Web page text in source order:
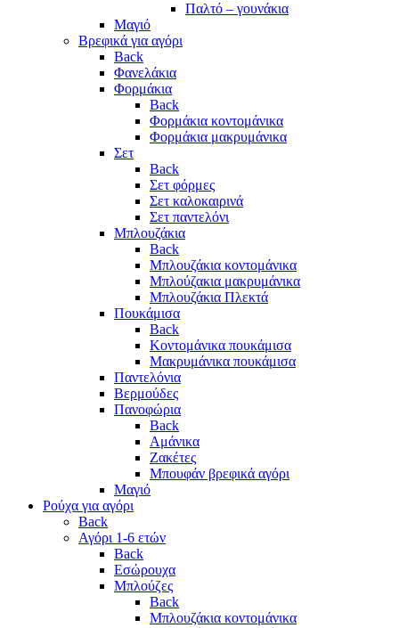
Παλτό – γουνάκια
Μαγιό
Βρεφικά για αγόρι
Back
Φανελάκια
Φορμάκια
Back
Φορμάκια κοντομάνικα
Φορμάκια μακρυμάνικα
Σετ
Back
Σετ φόρμες
Σετ καλοκαιρινά
Σετ παντελόνι
Μπλουζάκια
Back
Μπλουζάκια κοντομάνικα
Μπλούζακια μακρυμάνικα
Μπλουζάκια Πλεκτά
Πουκάμισα
Back
Κοντομάνικα πουκάμισα
Μακρυμάνικα πουκάμισα
Παντελόνια
Βερμούδες
Πανοφώρια
Back
Αμάνικα
Ζακέτες
Μπουφάν βρεφικά αγόρι
Μαγιό
Ρούχα για αγόρι
Back
Αγόρι 1-6 ετών
Back
Εσώρουχα
Μπλούζες
Back
Μπλουζάκια κοντομάνικα